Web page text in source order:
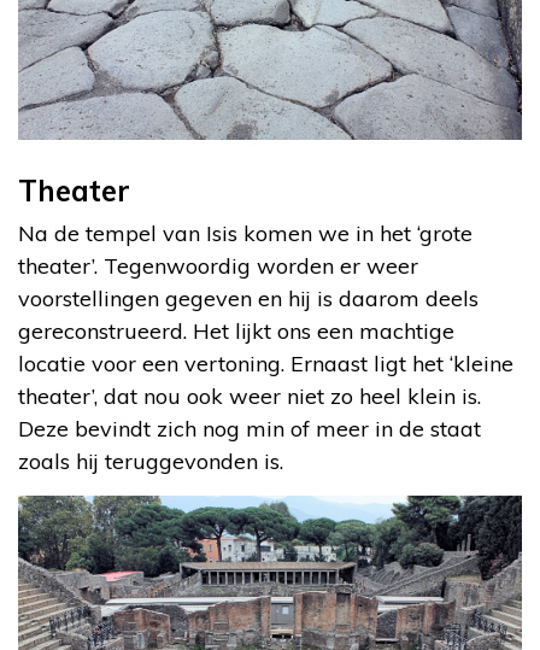
Theater
Na de tempel van Isis komen we in het ‘grote
theater’. Tegenwoordig worden er weer
voorstellingen gegeven en hij is daarom deels
gereconstrueerd. Het lijkt ons een machtige
locatie voor een vertoning. Ernaast ligt het ‘kleine
theater’, dat nou ook weer niet zo heel klein is.
Deze bevindt zich nog min of meer in de staat
zoals hij teruggevonden is.